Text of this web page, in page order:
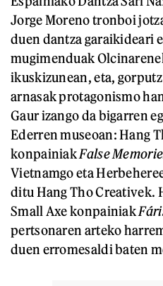
Jorge Moreno tronboi
duen dantza garaikideari
mugimenduak
ikuskizunean, eta,
arnasak protagonismo
Gaur izango da bigarren
Ederren museoan: Hang
konpainiakFalse
Vietnamgo eta
ditu Hang Tho Creativek.
Small Axe konpainiak
pertsonaren arteko
duen erromesaldi baten